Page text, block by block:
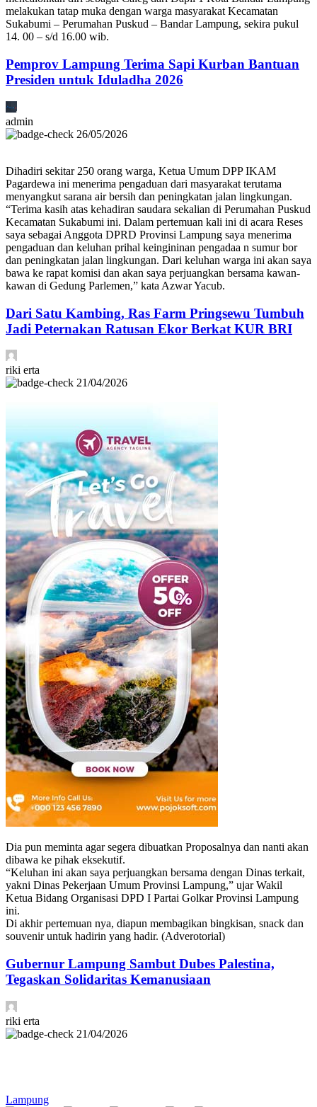
melakukan tatap muka dengan warga masyarakat Kecamatan
Sukabumi – Perumahan Puskud – Bandar Lampung, sekira pukul
14. 00 – s/d 16.00 wib.
Pemprov Lampung Terima Sapi Kurban Bantuan
Presiden untuk Iduladha 2026
admin
26/05/2026
Dihadiri sekitar 250 orang warga, Ketua Umum DPP IKAM
Pagardewa ini menerima pengaduan dari masyarakat terutama
menyangkut sarana air bersih dan peningkatan jalan lingkungan.
“Terima kasih atas kehadiran saudara sekalian di Perumahan Puskud
Kecamatan Sukabumi ini. Dalam pertemuan kali ini di acara Reses
saya sebagai Anggota DPRD Provinsi Lampung saya menerima
pengaduan dan keluhan prihal keingininan pengadaa n sumur bor
dan peningkatan jalan lingkungan. Dari keluhan warga ini akan saya
bawa ke rapat komisi dan akan saya perjuangkan bersama kawan-
kawan di Gedung Parlemen,” kata Azwar Yacub.
Dari Satu Kambing, Ras Farm Pringsewu Tumbuh
Jadi Peternakan Ratusan Ekor Berkat KUR BRI
riki erta
21/04/2026
Dia pun meminta agar segera dibuatkan Proposalnya dan nanti akan
dibawa ke pihak eksekutif.
“Keluhan ini akan saya perjuangkan bersama dengan Dinas terkait,
yakni Dinas Pekerjaan Umum Provinsi Lampung,” ujar Wakil
Ketua Bidang Organisasi DPD I Partai Golkar Provinsi Lampung
ini.
Di akhir pertemuan nya, diapun membagikan bingkisan, snack dan
souvenir untuk hadirin yang hadir. (Adverotorial)
Gubernur Lampung Sambut Dubes Palestina,
Tegaskan Solidaritas Kemanusiaan
riki erta
21/04/2026
Lampung